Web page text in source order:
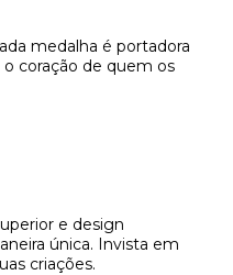
medalha é portadora
coração de quem os
e design
única. Invista em
criações.